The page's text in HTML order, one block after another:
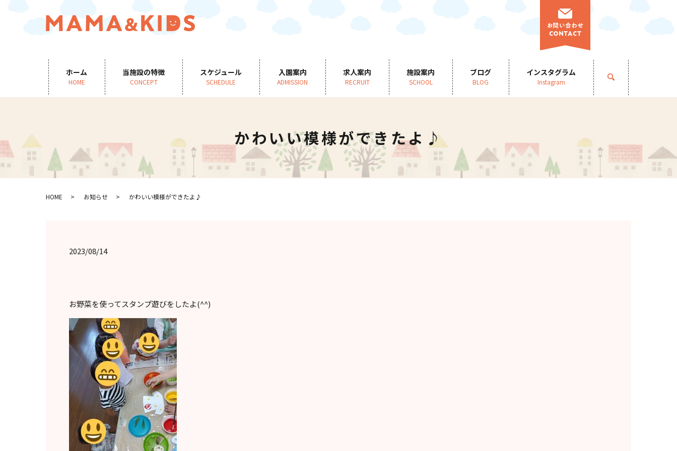
ホーム
HOME
当施設の特徴
CONCEPT
スケジュール
SCHEDULE
入園案内
ADMISSION
求人案内
RECRUIT
施設案内
SCHOOL
ブログ
BLOG
インスタグラム
Instagram search
かわいい模様ができたよ♪
HOME お知らせ かわいい模様ができたよ♪
2023/08/14
お野菜を使ってスタンプ遊びをしたよ(^^)